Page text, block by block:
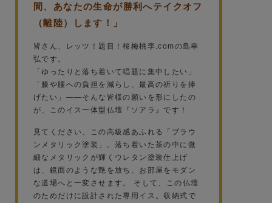
間、あなたの生命が勝利へテイクオフ
（離陸）します！」
皆さん、レッツ！題目！桜梅桃李.comの島幸
弘です。
「ゆったりと落ち着いて唱題に集中したい」
「膝や腰への負担を減らし、最高の祈りを捧
げたい」——そんな皆様の願いを形にしたの
が、このイス一体型仏壇『ソアラ』です！
見てください、この高級感あふれる「ブラウ
ンメタリック塗装」。落ち着いた茶の中に微
細なメタリックが輝くウレタン塗装仕上げ
は、鏡面のような艶を放ち、お部屋をモダン
な道場へと一変させます。 そして、この仏壇
のためだけに設計された専用イス。収納式で